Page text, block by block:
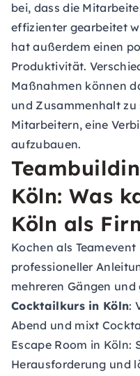
bei, dass die
effizienter gearbeitet
hat außerdem einen
Produktivität.
Maßnahmen können
und Zusammenhalt
Mitarbeitern, eine
aufzubauen.
Köln: Was
Köln als
Kochen als Teamevent
professioneller
mehreren Gängen
Cocktailkurs in Köln:
Abend und mixt
Escape Room in Köln:
Herausforderung und